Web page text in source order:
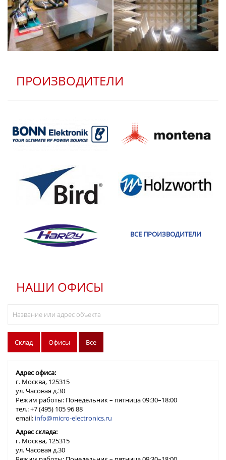
ПРОИЗВОДИТЕЛИ
ВСЕ ПРОИЗВОДИТЕЛИ
НАШИ ОФИСЫ
Склад Офисы Все
Адрес офиса:
г. Москва, 125315
ул. Часовая д.30
Режим работы: Понедельник – пятница 09:30–18:00
тел.: +7 (495) 105 96 88
email: info@micro-electronics.ru
Адрес склада:
г. Москва, 125315
ул. Часовая д.30